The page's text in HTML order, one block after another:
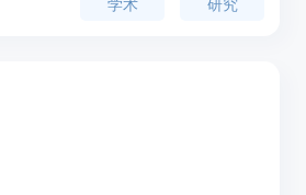
升学术研究效率。
学术 研究